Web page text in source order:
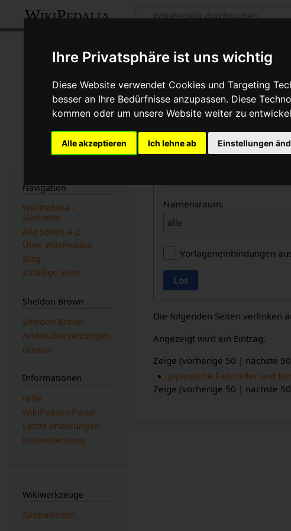
Ihre Privatsphäre ist uns wichtig
Diese Website verwendet Cookies und Targeting
besser an Ihre Bedürfnisse anzupassen. Diese
kommen oder um unsere Website weiter zu
Alle akzeptieren Ich lehne ab Einstellungen
WikiPedalia
Seiten, die auf
Seite Diskussion
Diamondback
Links auf diese Seite
Seite:
Namensraum:
alle
Vorlageneinbindungen
Los
Die folgenden Seiten verlinken
Angezeigt wird ein Eintrag.
Zeige (vorherige 50 | nächste 50
Japanische Fahrräder und
Zeige (vorherige 50 | nächste 50
Navigation
WikiPedalia -
Startseite
Alle Seiten A-Z
Über WikiPedalia
Blog
Zufällige Seite
Sheldon Brown
Sheldon Brown
Artikelübersetzungen
Glossar
Informationen
Hilfe
WikiPedalia:Portal
Letzte Änderungen
Kostendeckung
Wikiwerkzeuge
Spezialseiten